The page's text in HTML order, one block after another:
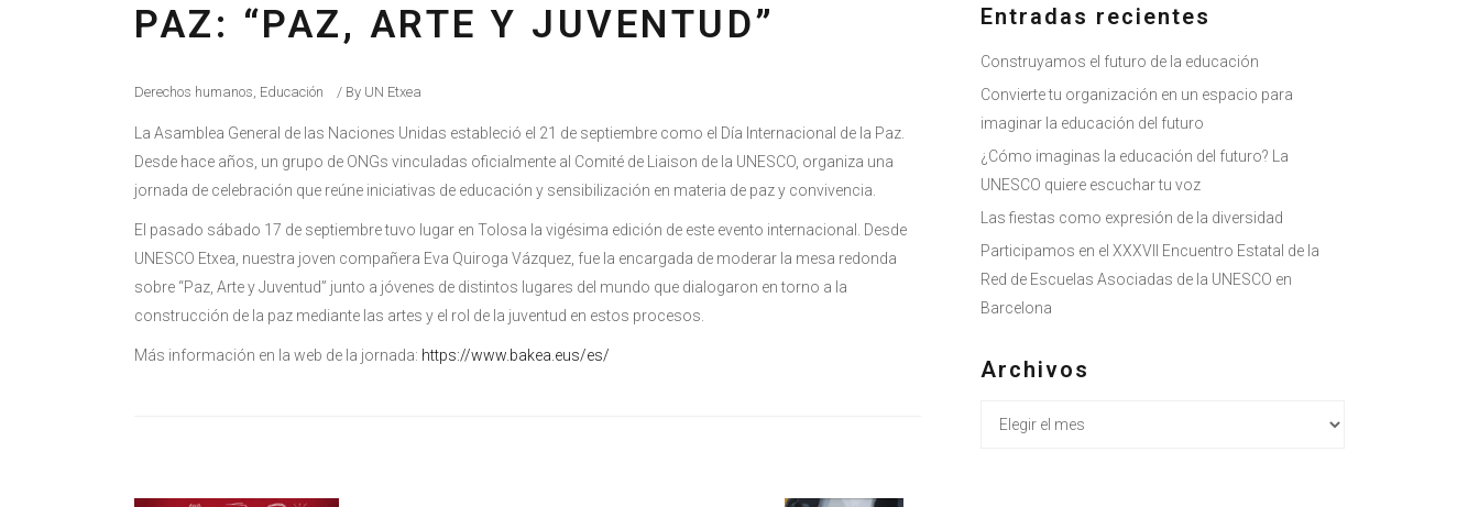
PAZ: “PAZ, ARTE Y JUVENTUD”
Derechos humanos Educación By UN Etxea
La Asamblea General de las Naciones Unidas estableció el 21 de septiembre como el Día Internacional de la Paz.
Desde hace años, un grupo de ONGs vinculadas oficialmente al Comité de Liaison de la UNESCO, organiza una
jornada de celebración que reúne iniciativas de educación y sensibilización en materia de paz y convivencia.
El pasado sábado 17 de septiembre tuvo lugar en Tolosa la vigésima edición de este evento internacional. Desde
UNESCO Etxea, nuestra joven compañera Eva Quiroga Vázquez, fue la encargada de moderar la mesa redonda
sobre “Paz, Arte y Juventud” junto a jóvenes de distintos lugares del mundo que dialogaron en torno a la
construcción de la paz mediante las artes y el rol de la juventud en estos procesos.
Más información en la web de la jornada: https://www.bakea.eus/es/
Entradas recientes
Construyamos el futuro de la educación
Convierte tu organización en un espacio para
imaginar la educación del futuro
¿Cómo imaginas la educación del futuro? La
UNESCO quiere escuchar tu voz
Las fiestas como expresión de la diversidad
Participamos en el XXXVII Encuentro Estatal de la
Red de Escuelas Asociadas de la UNESCO en
Barcelona
Archivos
Archivos